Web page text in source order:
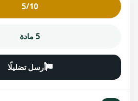
5/10
5 مادة
أرسل تضليلًا